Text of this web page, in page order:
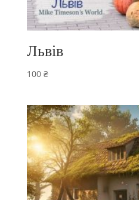
Львів
100 ₴